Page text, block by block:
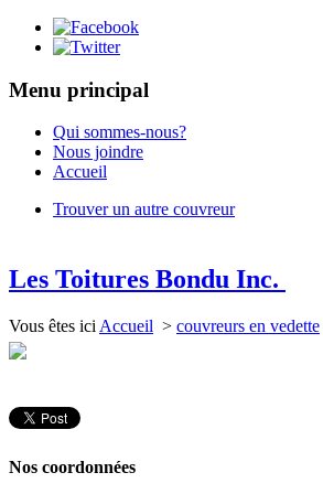
Menu principal
Qui sommes-nous?
Nous joindre
Accueil
Trouver un autre couvreur
Les Toitures Bondu Inc.
Vous êtes ici Accueil > couvreurs en vedette
Nos coordonnées